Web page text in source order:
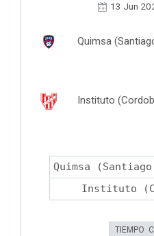
13 Jun
Quimsa
Instituto
Quimsa
Instituto
TIEMPO